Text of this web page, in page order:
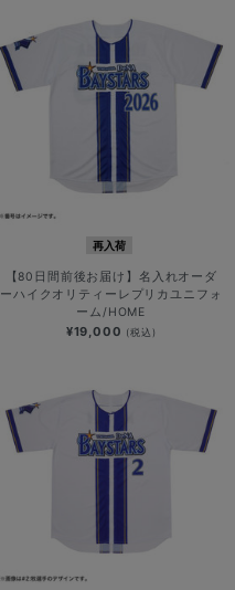
再入荷
【80日間前後お届け】名入れオーダ
ーハイクオリティーレプリカユニフォ
ーム/HOME
¥19,000 (税込)